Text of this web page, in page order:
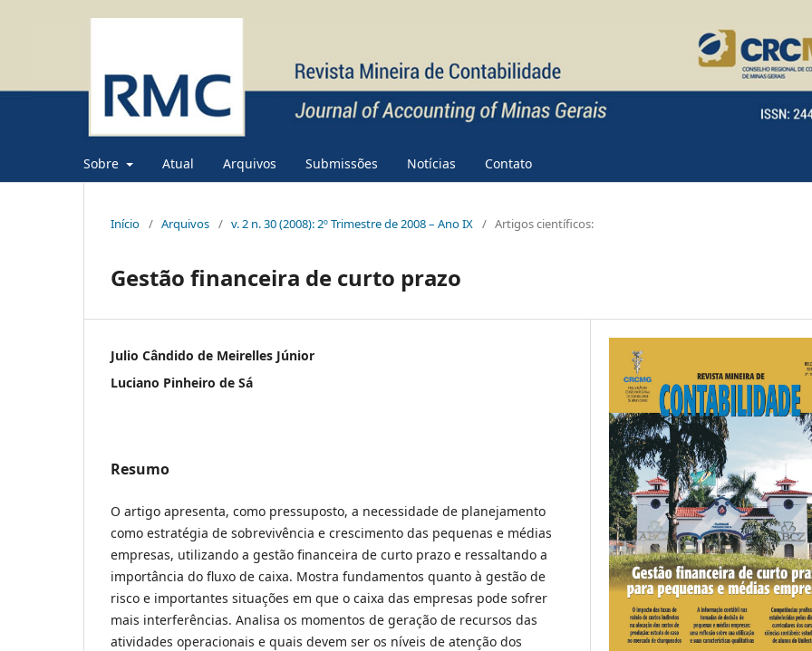
Sobre Atual Arquivos Submissões Notícias Contato
Início / Arquivos / v. 2 n. 30 (2008): 2º Trimestre de 2008 – Ano IX / Artigos científicos:
Gestão financeira de curto prazo
Julio Cândido de Meirelles Júnior
Luciano Pinheiro de Sá
Resumo
O artigo apresenta, como pressuposto, a necessidade de planejamento
como estratégia de sobrevivência e crescimento das pequenas e médias
empresas, utilizando a gestão financeira de curto prazo e ressaltando a
importância do fluxo de caixa. Mostra fundamentos quanto à gestão de
risco e importantes situações em que o caixa das empresas pode sofrer
mais interferências. Analisa os momentos de geração de recursos das
atividades operacionais e quais devem ser os níveis de atenção dos